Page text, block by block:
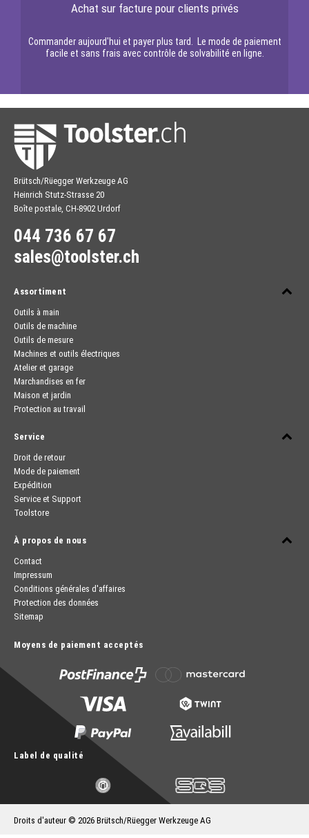
Achat sur facture pour clients privés
Commander aujourd'hui et payer plus tard. Le mode de paiement
facile et sans frais avec contrôle de solvabilité en ligne.
Brütsch/Rüegger Werkzeuge AG
Heinrich Stutz-Strasse 20
Boîte postale, CH-8902 Urdorf
044 736 67 67
sales@toolster.ch
Assortiment
Outils à main
Outils de machine
Outils de mesure
Machines et outils électriques
Atelier et garage
Marchandises en fer
Maison et jardin
Protection au travail
Service
Droit de retour
Mode de paiement
Expédition
Service et Support
Toolstore
À propos de nous
Contact
Impressum
Conditions générales d'affaires
Protection des données
Sitemap
Moyens de paiement acceptés
Label de qualité
Droits d'auteur © 2026 Brütsch/Rüegger Werkzeuge AG